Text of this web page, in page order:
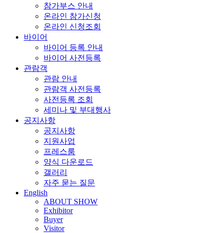
참가부스 안내
온라인 참가신청
온라인 신청조회
바이어
바이어 등록 안내
바이어 사전등록
관람객
관람 안내
관람객 사전등록
사전등록 조회
세미나 및 부대행사
공지사항
공지사항
지원사업
프레스룸
양식 다운로드
갤러리
자주 묻는 질문
English
ABOUT SHOW
Exhibitor
Buyer
Visitor